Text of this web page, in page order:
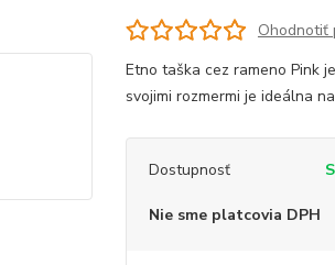
Ohodnotiť
Etno taška cez rameno Pink
svojimi rozmermi je ideálna
Dostupnosť
Nie sme platcovia DPH